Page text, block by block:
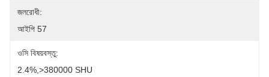
জলরোধী:
আইপি 57
ওসি বিষয়বস্তু:
2.4%,>380000 SHU